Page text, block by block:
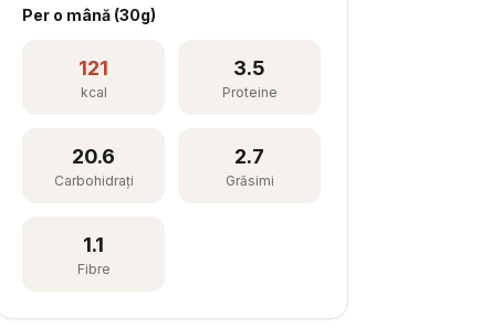
Per o mână (30g)
121
kcal
3.5
Proteine
20.6
Carbohidrați
2.7
Grăsimi
1.1
Fibre